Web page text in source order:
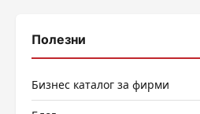
Полезни
Бизнес каталог за фирми